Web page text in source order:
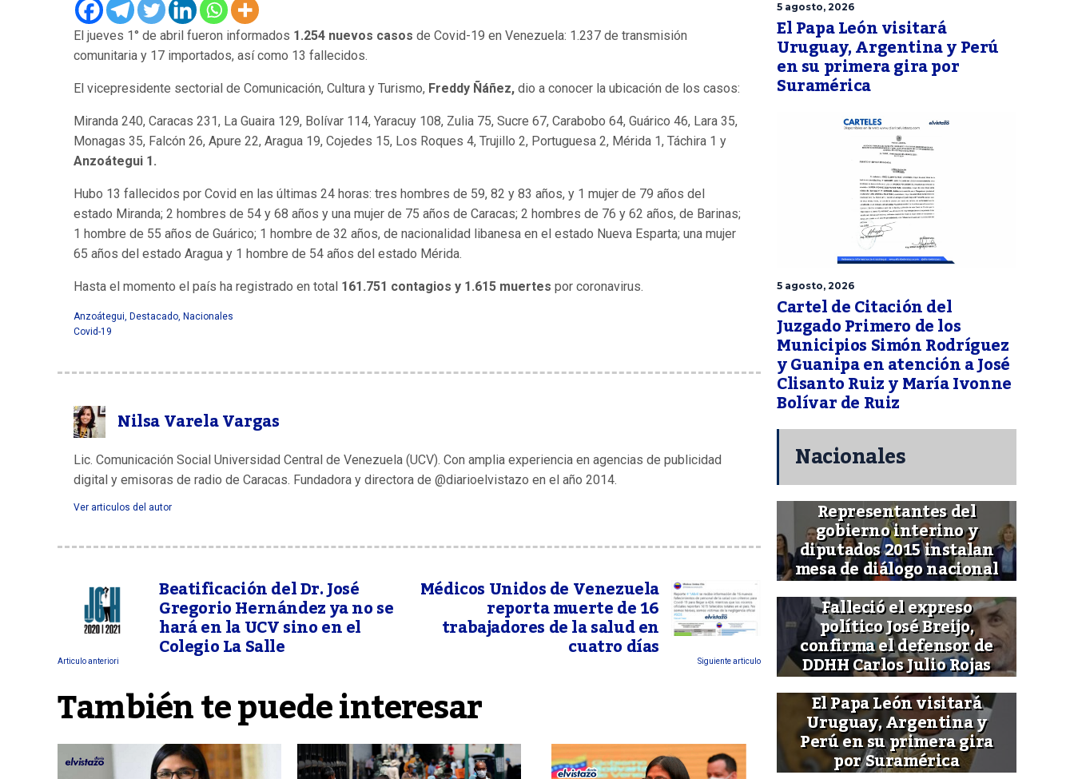
El jueves 1° de abril fueron informados 1.254 nuevos casos de Covid-19 en Venezuela: 1.237 de transmisión
comunitaria y 17 importados, así como 13 fallecidos.
El vicepresidente sectorial de Comunicación, Cultura y Turismo, Freddy Ñáñez, dio a conocer la ubicación de los casos:
Miranda 240, Caracas 231, La Guaira 129, Bolívar 114, Yaracuy 108, Zulia 75, Sucre 67, Carabobo 64, Guárico 46, Lara 35,
Monagas 35, Falcón 26, Apure 22, Aragua 19, Cojedes 15, Los Roques 4, Trujillo 2, Portuguesa 2, Mérida 1, Táchira 1 y
Anzoátegui 1.
Hubo 13 fallecidos por Covid en las últimas 24 horas: tres hombres de 59, 82 y 83 años, y 1 mujer de 79 años del
estado Miranda; 2 hombres de 54 y 68 años y una mujer de 75 años de Caracas; 2 hombres de 76 y 62 años, de Barinas;
1 hombre de 55 años de Guárico; 1 hombre de 32 años, de nacionalidad libanesa en el estado Nueva Esparta; una mujer
65 años del estado Aragua y 1 hombre de 54 años del estado Mérida.
Hasta el momento el país ha registrado en total 161.751 contagios y 1.615 muertes por coronavirus.
Anzoátegui, Destacado, Nacionales
Covid-19
Nilsa Varela Vargas
Lic. Comunicación Social Universidad Central de Venezuela (UCV). Con amplia experiencia en agencias de publicidad
digital y emisoras de radio de Caracas. Fundadora y directora de @diarioelvistazo en el año 2014.
Ver articulos del autor
Beatificación del Dr. José
Gregorio Hernández ya no se
hará en la UCV sino en el
Colegio La Salle
Articulo anteriori
Médicos Unidos de Venezuela
reporta muerte de 16
trabajadores de la salud en
cuatro días Siguiente articulo
También te puede interesar
5 agosto, 2026
El Papa León visitará
Uruguay, Argentina y Perú
en su primera gira por
Suramérica
5 agosto, 2026
Cartel de Citación del
Juzgado Primero de los
Municipios Simón Rodríguez
y Guanipa en atención a José
Clisanto Ruiz y María Ivonne
Bolívar de Ruiz
Nacionales
Representantes del
gobierno interino y
diputados 2015 instalan
mesa de diálogo nacional
Falleció el expreso
político José Breijo,
confirma el defensor de
DDHH Carlos Julio Rojas
El Papa León visitará
Uruguay, Argentina y
Perú en su primera gira
por Suramérica